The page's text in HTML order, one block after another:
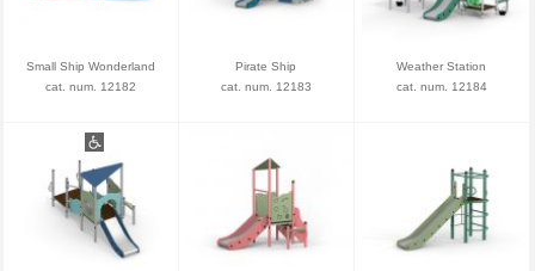
Small Ship Wonderland
cat. num. 12182
Pirate Ship
cat. num. 12183
Weather Station
cat. num. 12184